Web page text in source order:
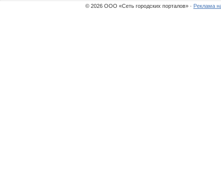
© 2026 ООО «Сеть городских порталов» · Реклама